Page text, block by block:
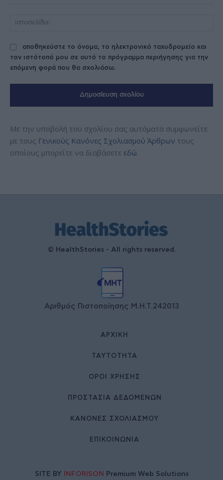
αποθηκεύστε το όνομα, το ηλεκτρονικό ταχυδρομείο και
τον ιστότοπό μου σε αυτό το πρόγραμμα περιήγησης για την
επόμενη φορά που θα σχολιάσω.
Με την υποβολή του σχολίου σας αυτόματα συμφωνείτε
με τους Γενικούς Κανόνες Σχολιασμού Άρθρων τους
οποίους μπορείτε να διαβάσετε εδώ.
© HealthStories - All rights reserved.
Αριθμός Πιστοποίησης Μ.Η.Τ.242013
ΑΡΧΙΚΉ
ΤΑΥΤΌΤΗΤΑ
ΌΡΟΙ ΧΡΉΣΗΣ
ΠΡΟΣΤΑΣΙΑ ΔΕΔΟΜΕΝΩΝ
ΚΑΝΟΝΕΣ ΣΧΟΛΙΑΣΜΟΥ
ΕΠΙΚΟΙΝΩΝΊΑ
SITE BY INFORISON Premium Web Solutions